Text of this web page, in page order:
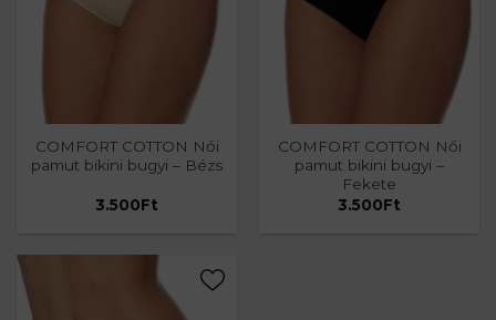
COMFORT COTTON Női
pamut bikini bugyi – Bézs
3.500Ft
COMFORT COTTON Női
pamut bikini bugyi –
Fekete
3.500Ft